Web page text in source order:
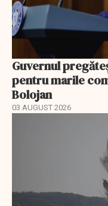
Guvernul
pentru marile
Bolojan
03 AUGUST 2026